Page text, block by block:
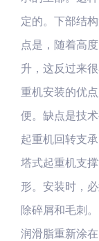
定的。下部结
点是，随着高
升，这反过来
重机安装的优
便。缺点是技
起重机回转支
塔式起重机支
形。安装时，
除碎屑和毛刺
润滑脂重新涂